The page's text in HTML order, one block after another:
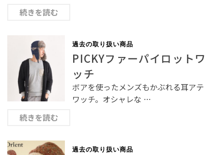
続きを読む
過去の取り扱い商品
PICKYファーパイロットワ
ッチ
ボアを使ったメンズもかぶれる耳アテ
ワッチ。オシャレな …
続きを読む
過去の取り扱い商品